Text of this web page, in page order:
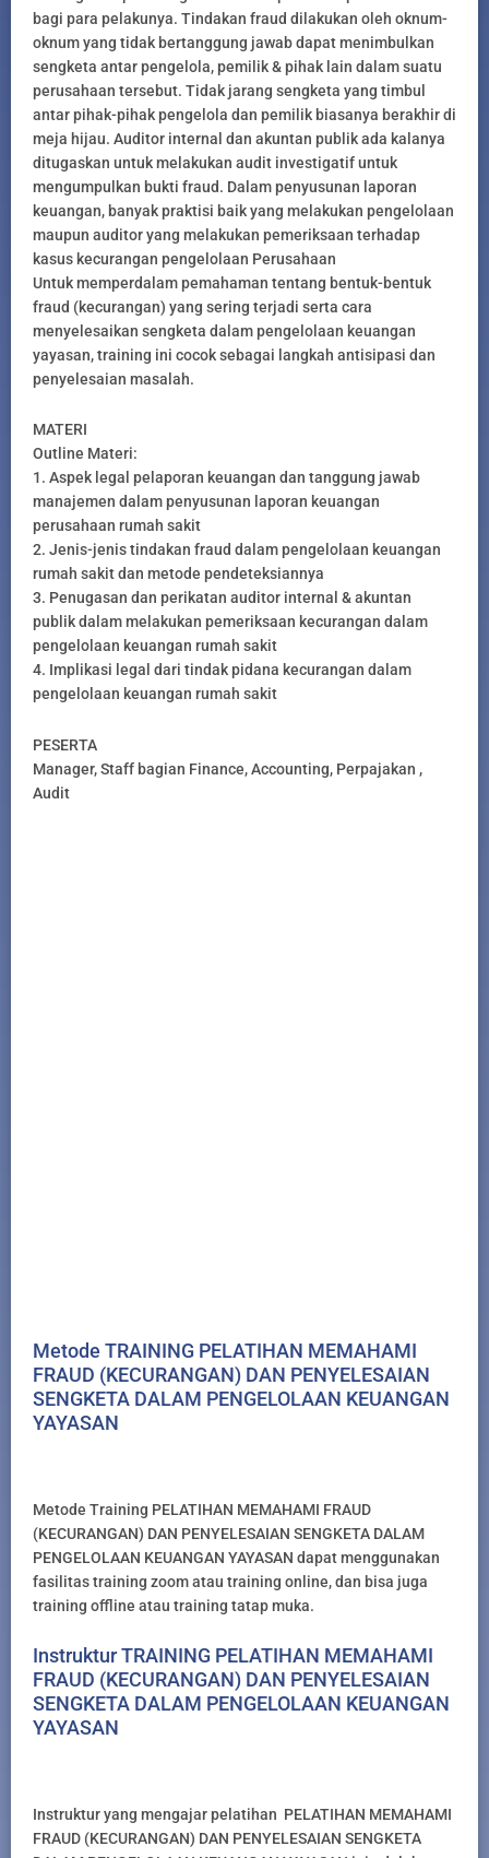
bagi para pelakunya. Tindakan fraud dilakukan oleh oknum-
oknum yang tidak bertanggung jawab dapat menimbulkan
sengketa antar pengelola, pemilik & pihak lain dalam suatu
perusahaan tersebut. Tidak jarang sengketa yang timbul
antar pihak-pihak pengelola dan pemilik biasanya berakhir di
meja hijau. Auditor internal dan akuntan publik ada kalanya
ditugaskan untuk melakukan audit investigatif untuk
mengumpulkan bukti fraud. Dalam penyusunan laporan
keuangan, banyak praktisi baik yang melakukan pengelolaan
maupun auditor yang melakukan pemeriksaan terhadap
kasus kecurangan pengelolaan Perusahaan
Untuk memperdalam pemahaman tentang bentuk-bentuk
fraud (kecurangan) yang sering terjadi serta cara
menyelesaikan sengketa dalam pengelolaan keuangan
yayasan, training ini cocok sebagai langkah antisipasi dan
penyelesaian masalah.
MATERI
Outline Materi:
1. Aspek legal pelaporan keuangan dan tanggung jawab
manajemen dalam penyusunan laporan keuangan
perusahaan rumah sakit
2. Jenis-jenis tindakan fraud dalam pengelolaan keuangan
rumah sakit dan metode pendeteksiannya
3. Penugasan dan perikatan auditor internal & akuntan
publik dalam melakukan pemeriksaan kecurangan dalam
pengelolaan keuangan rumah sakit
4. Implikasi legal dari tindak pidana kecurangan dalam
pengelolaan keuangan rumah sakit
PESERTA
Manager, Staff bagian Finance, Accounting, Perpajakan ,
Audit
Metode TRAINING PELATIHAN MEMAHAMI
FRAUD (KECURANGAN) DAN PENYELESAIAN
SENGKETA DALAM PENGELOLAAN KEUANGAN
YAYASAN
Metode Training PELATIHAN MEMAHAMI FRAUD
(KECURANGAN) DAN PENYELESAIAN SENGKETA DALAM
PENGELOLAAN KEUANGAN YAYASAN dapat menggunakan
fasilitas training zoom atau training online, dan bisa juga
training offline atau training tatap muka.
Instruktur TRAINING PELATIHAN MEMAHAMI
FRAUD (KECURANGAN) DAN PENYELESAIAN
SENGKETA DALAM PENGELOLAAN KEUANGAN
YAYASAN
Instruktur yang mengajar pelatihan PELATIHAN MEMAHAMI
FRAUD (KECURANGAN) DAN PENYELESAIAN SENGKETA